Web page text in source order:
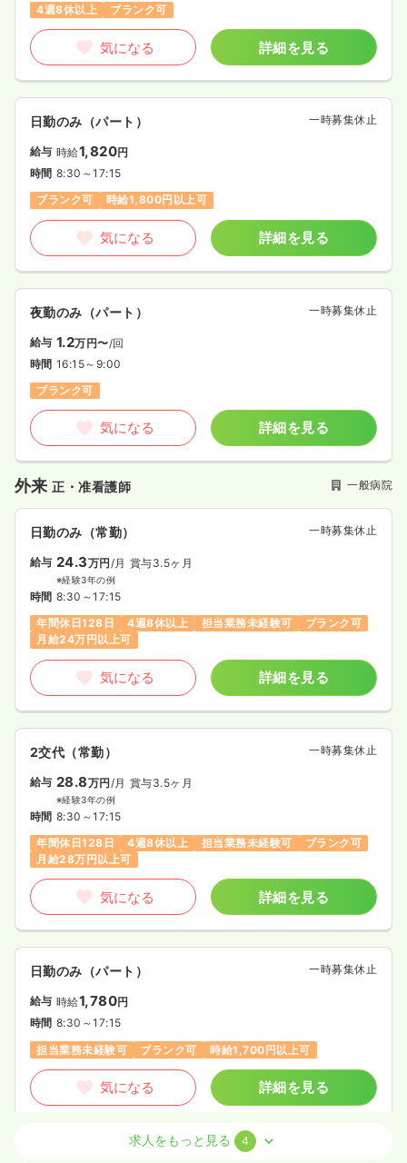
4週8休以上
ブランク可
気になる 詳細を見る
日勤のみ（パート） 一時募集休止
給与 時給1,820円
時間 8:30～17:15
ブランク可
時給1,800円以上可
気になる 詳細を見る
夜勤のみ（パート） 一時募集休止
給与 1.2万円〜/回
時間 16:15～9:00
ブランク可
気になる 詳細を見る
外来正・准看護師 一般病院
日勤のみ（常勤） 一時募集休止
給与 24.3万円 /月 賞与3.5ヶ月
※経験3年の例
時間 8:30～17:15
年間休日128日
4週8休以上 担当業務未経験可
ブランク可
月給24万円以上可
気になる 詳細を見る
2交代（常勤） 一時募集休止
給与 28.8万円 /月 賞与3.5ヶ月
※経験3年の例
時間 8:30～17:15
年間休日128日
4週8休以上 担当業務未経験可
ブランク可
月給28万円以上可
気になる 詳細を見る
日勤のみ（パート） 一時募集休止
給与 時給1,780円
時間 8:30～17:15
担当業務未経験可
ブランク可 時給1,700円以上可
気になる 詳細を見る
オペ室(手術室)正看護師
求人をもっと見る 4